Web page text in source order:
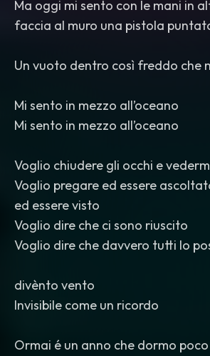
Ma oggi mi sento con le mani in
faccia al muro una pistola
Un vuoto dentro così freddo che
Mi sento in mezzo all’oceano
Mi sento in mezzo all’oceano
Voglio chiudere gli occhi e
Voglio pregare ed essere
ed essere visto
Voglio dire che ci sono riuscito
Voglio dire che davvero tutti lo
divènto vento
Invisibile come un ricordo
Ormai é un anno che dormo poco